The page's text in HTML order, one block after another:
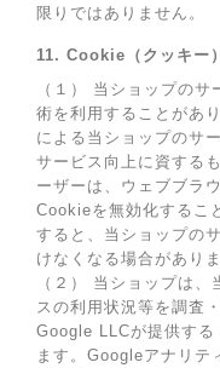
限りではありません。
11. Cookie（クッキー
（１） 当ショップの
術を利用することがあ
による当ショップのサ
サービス向上に資する
ーザーは、ウェブブラ
Cookieを無効化するこ
すると、当ショップの
けなくなる場合がありま
（２） 当ショップは
スの利用状況等を調査
Google LLCが提供す
ます。Googleアナリテ